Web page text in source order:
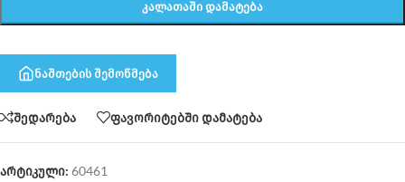
ᲙᲐᲚᲐᲗᲐᲨᲘ ᲓᲐᲛᲐᲢᲔᲑᲐ
ნაშთების შემოწმება
შედარება ფავორიტებში დამატება
არტიკული: 60461